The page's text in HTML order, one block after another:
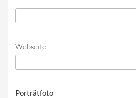
Webseite
Porträtfoto